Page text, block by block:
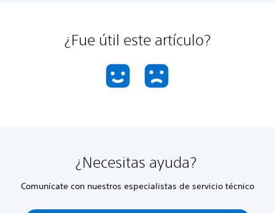
¿Fue útil este artículo?
¿Necesitas ayuda?
Comunícate con nuestros especialistas de servicio técnico